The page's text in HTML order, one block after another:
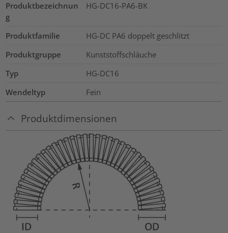
Produktbezeichnun
g
HG-DC16-PA6-BK
Produktfamilie
HG-DC PA6 doppelt geschlitzt
Produktgruppe
Kunststoffschläuche
Typ
HG-DC16
Wendeltyp
Fein
Produktdimensionen